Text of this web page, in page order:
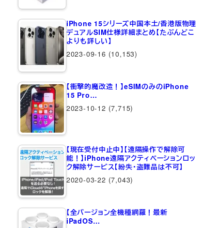
iPhone 15シリーズ中国本土/香港版物理
デュアルSIM仕様詳細まとめ【たぶんどこ
よりも詳しい】
2023-09-16 (10,153)
【衝撃的魔改造！】eSIMのみのiPhone
15 Pro…
2023-10-12 (7,715)
【現在受付中止中】【遠隔操作で解除可
能！】iPhone遠隔アクティベーションロッ
ク解除サービス【紛失・盗難品は不可】
2020-03-22 (7,043)
【全バージョン全機種網羅！最新
iPadOS…